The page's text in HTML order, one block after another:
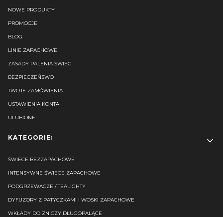
NOWE PRODUKTY
PROMOCJE
BLOG
LINIE ZAPACHOWE
ZASADY PALENIA ŚWIEC
BEZPIECZEŃSWO
TWOJE ZAMÓWIENIA
USTAWIENIA KONTA
ULUBIONE
KATEGORIE:
ŚWIECE BEZZAPACHOWE
INTENSYWNE ŚWIECE ZAPACHOWE
PODGRZEWACZE / TEALIGHTY
DYFUZORY Z PATYCZKAMI I WOSKI ZAPACHOWE
WKŁADY DO ZNICZY DŁUGOPALĄCE